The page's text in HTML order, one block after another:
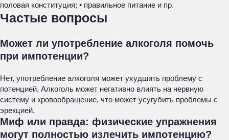
половая конституция; • правильное питание и пр.
Частые вопросы
Может ли употребление алкоголя помочь
при импотенции?
Нет, употребление алкоголя может ухудшить проблему с
потенцией. Алкоголь может негативно влиять на нервную
систему и кровообращение, что может усугубить проблемы с
эрекцией.
Миф или правда: физические упражнения
могут полностью излечить импотенцию?